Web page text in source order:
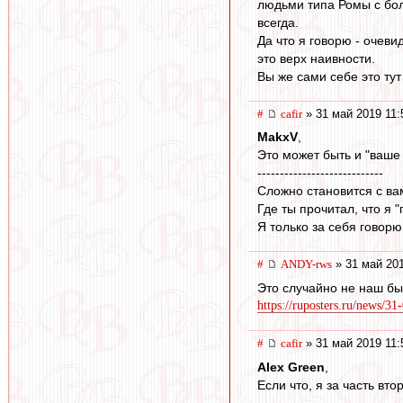
людьми типа Ромы с
всегда.
Да что я говорю -
это верх наивности.
Вы же сами себе это
# cafir» 31 май 2019
MakxV,
Это может быть и "ваше
----------------------------
Сложно становится с
Где ты прочитал, что я
Я только за себя
# ANDY-rws » 31 май
Это случайно не наш
https://ruposters.ru/news/
# cafir» 31 май 2019
Alex Green
Если что, я за часть